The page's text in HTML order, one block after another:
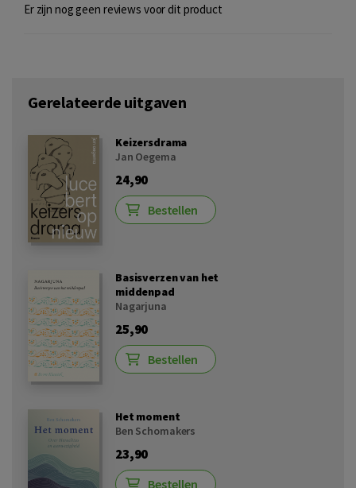
Er zijn nog geen reviews voor dit product
Gerelateerde uitgaven
Keizersdrama
Jan Oegema
24,90
Bestellen
Basisverzen van het
middenpad
Nagarjuna
25,90
Bestellen
Het moment
Ben Schomakers
23,90
Bestellen